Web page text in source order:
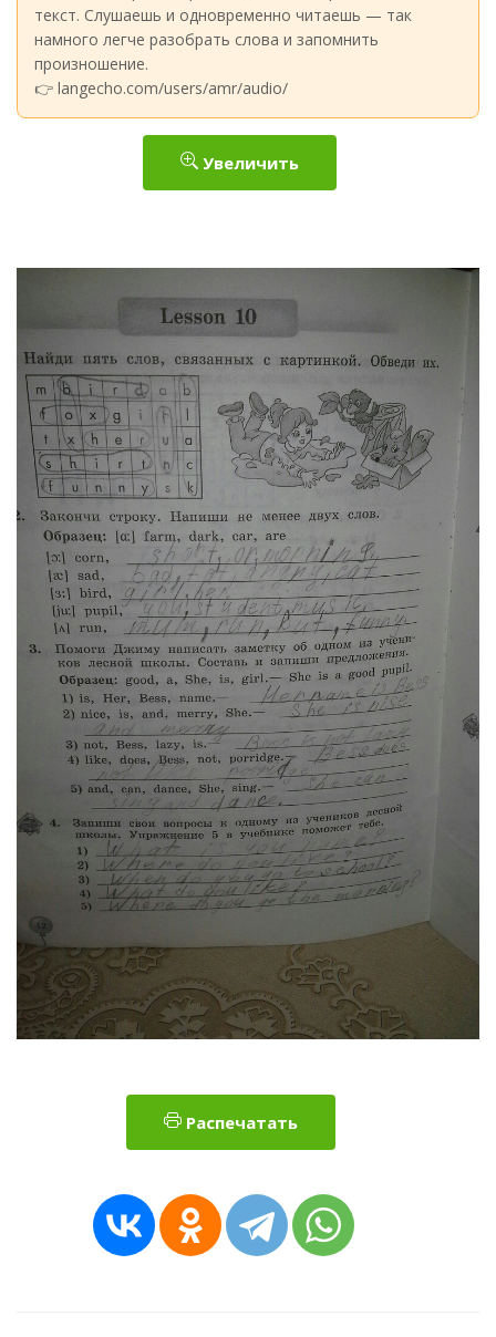
текст. Слушаешь и одновременно читаешь — так
намного легче разобрать слова и запомнить
произношение.
👉 langecho.com/users/amr/audio/
Увеличить
Распечатать